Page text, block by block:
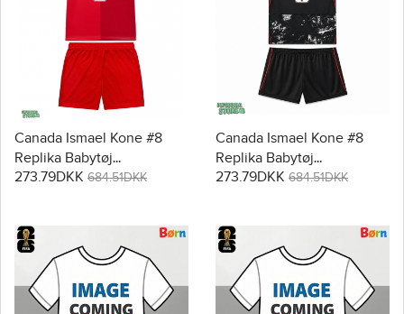
Canada Ismael Kone #8
Replika Babytøj
Hjemmebanesæt Børn VM
273.79DKK 684.51DKK
Canada Ismael Kone #8
Replika Babytøj
Udebanesæt Børn VM
273.79DKK 684.51DKK